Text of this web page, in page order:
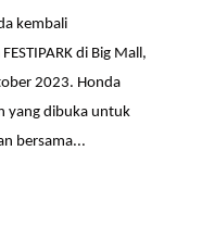
kembali
di Big Mall,
2023. Honda
yang dibuka untuk
bersama...